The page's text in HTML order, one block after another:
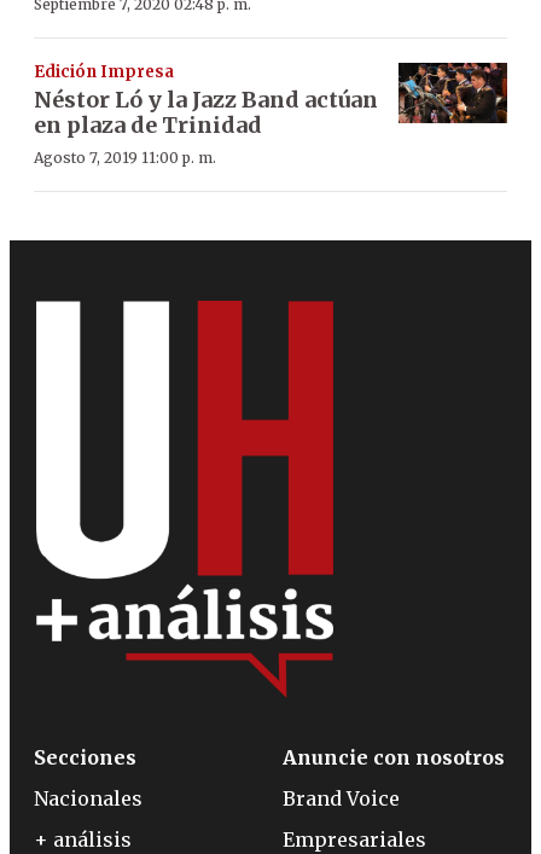
Septiembre 7, 2020 02:48 p. m.
Edición Impresa
Néstor Ló y la Jazz Band actúan
en plaza de Trinidad
Agosto 7, 2019 11:00 p. m.
Secciones
Nacionales
+ análisis
Anuncie con nosotros
Brand Voice
Empresariales